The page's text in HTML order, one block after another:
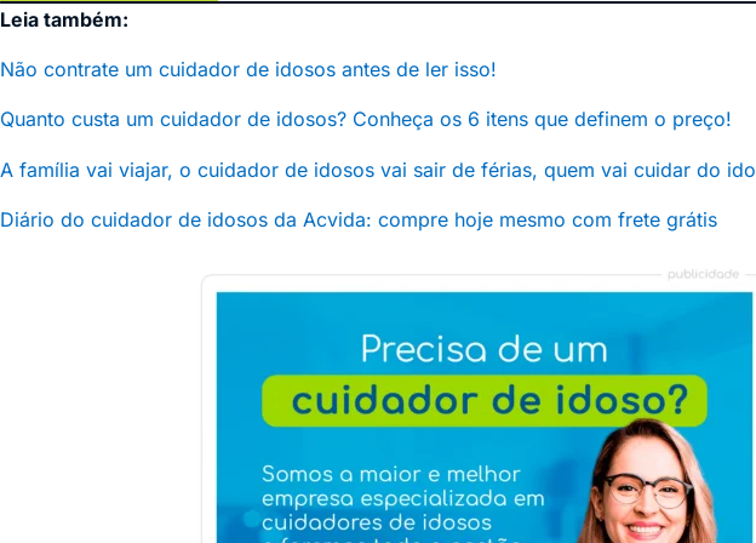
Leia também:
Não contrate um cuidador de idosos antes de ler isso!
Quanto custa um cuidador de idosos? Conheça os 6 itens que definem o preço!
A família vai viajar, o cuidador de idosos vai sair de férias, quem vai cuidar do
Diário do cuidador de idosos da Acvida: compre hoje mesmo com frete grátis